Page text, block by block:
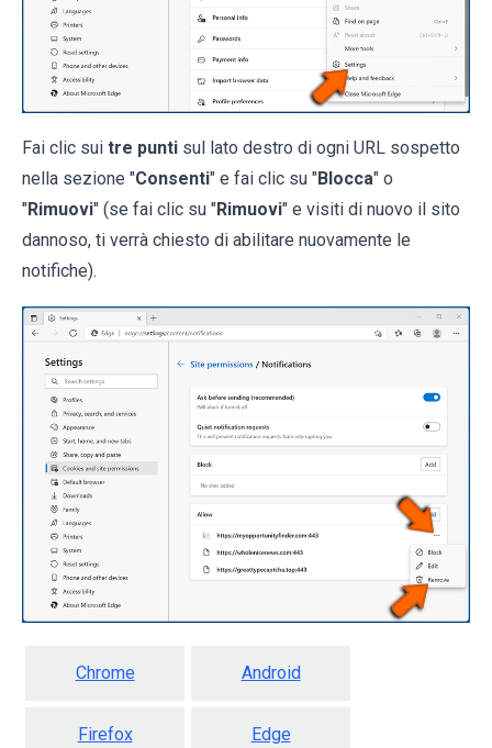
Fai clic sui tre punti sul lato destro di ogni URL sospetto
nella sezione "Consenti" e fai clic su "Blocca" o
"Rimuovi" (se fai clic su "Rimuovi" e visiti di nuovo il sito
dannoso, ti verrà chiesto di abilitare nuovamente le
notifiche).
Chrome Android
Firefox Edge